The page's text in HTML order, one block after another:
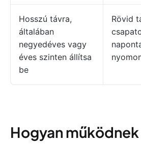
Hosszú távra,
általában
negyedéves vagy
éves szinten állítsa
be
Rövid
Hogyan